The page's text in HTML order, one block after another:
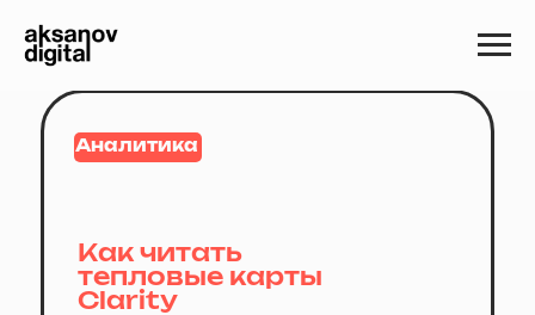
Как читать
тепловые карты
Clarity
Аналитика